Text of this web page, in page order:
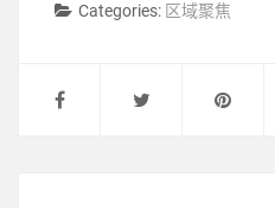
Categories: 区域聚焦